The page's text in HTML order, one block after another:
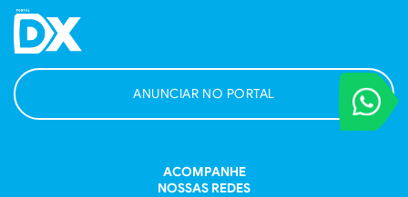
VOCÊ
Entre em
ANUNCIAR NO PORTAL
ACOMPANHE
NOSSAS REDES